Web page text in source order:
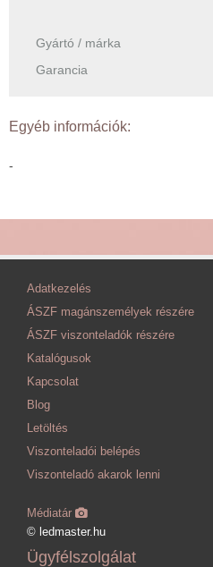
Gyártó / márka
Garancia
Egyéb információk:
-
Adatkezelés
ÁSZF magánszemélyek részére
ÁSZF viszonteladók részére
Katalógusok
Kapcsolat
Blog
Letöltés
Viszonteladói belépés
Viszonteladó akarok lenni
Médiatár
© ledmaster.hu
Ügyfélszolgálat